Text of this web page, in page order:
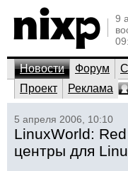
9
Новости Форум
Проект
Реклама
5 апреля 2006, 10:10
LinuxWorld:
центры для